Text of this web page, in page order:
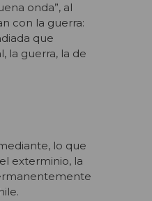
onda”, al
con la guerra:
que
la guerra, la de
lo que
exterminio, la